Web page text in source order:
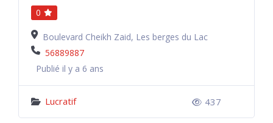
0
Boulevard Cheikh Zaid, Les berges du Lac
56889887
Publié il y a 6 ans
Lucratif 437